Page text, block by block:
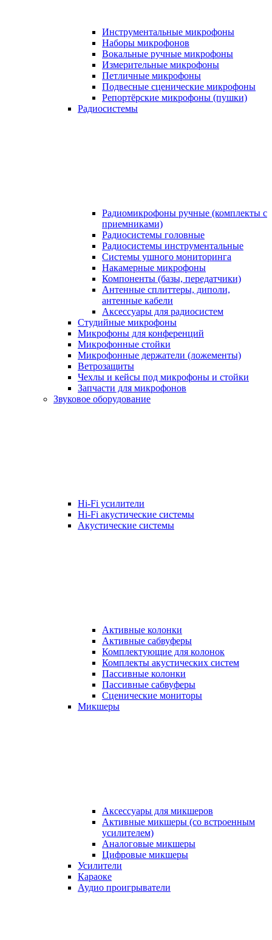
Инструментальные микрофоны
Наборы микрофонов
Вокальные ручные микрофоны
Измерительные микрофоны
Петличные микрофоны
Подвесные сценические микрофоны
Репортёрские микрофоны (пушки)
Радиосистемы
Радиомикрофоны ручные (комплекты с
приемниками)
Радиосистемы головные
Радиосистемы инструментальные
Системы ушного мониторинга
Накамерные микрофоны
Компоненты (базы, передатчики)
Антенные сплиттеры, диполи,
антенные кабели
Аксесcуары для радиосистем
Студийные микрофоны
Микрофоны для конференций
Микрофонные стойки
Микрофонные держатели (ложементы)
Ветрозащиты
Чехлы и кейсы под микрофоны и стойки
Запчасти для микрофонов
Звуковое оборудование
Hi-Fi усилители
Hi-Fi акустические системы
Акустические системы
Активные колонки
Активные сабвуферы
Комплектующие для колонок
Комплекты акустических систем
Пассивные колонки
Пассивные сабвуферы
Сценические мониторы
Микшеры
Аксессуары для микшеров
Активные микшеры (со встроенным
усилителем)
Аналоговые микшеры
Цифровые микшеры
Усилители
Караоке
Аудио проигрыватели